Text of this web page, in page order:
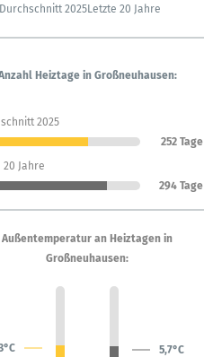
Durchschnitt 2025Letzte 20 Jahre
Heiztage in Großneuhausen:
2025
252 Tage
20 Jahre
294 Tage
Außentemperatur an Heiztagen in
Großneuhausen:
5,7°C